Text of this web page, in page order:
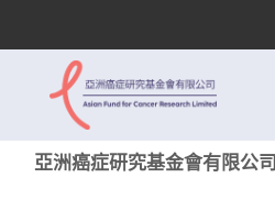
亞洲癌症研究基金會有限公